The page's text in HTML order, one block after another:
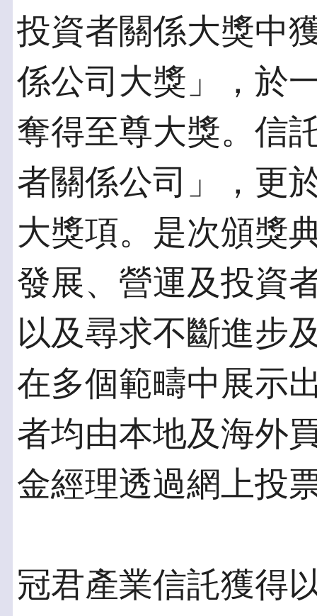
投資者關係大獎中
係公司大獎」，於
奪得至尊大獎。信
者關係公司」，更
大獎項。是次頒獎
發展、營運及投資
以及尋求不斷進步
在多個範疇中展示
者均由本地及海外
金經理透過網上投
冠君產業信託獲得